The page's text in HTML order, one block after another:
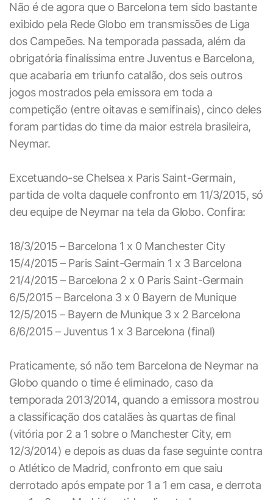
Não é de agora que o Barcelona tem sido bastante
exibido pela Rede Globo em transmissões de Liga
dos Campeões. Na temporada passada, além da
obrigatória finalíssima entre Juventus e Barcelona,
que acabaria em triunfo catalão, dos seis outros
jogos mostrados pela emissora em toda a
competição (entre oitavas e semifinais), cinco deles
foram partidas do time da maior estrela brasileira,
Neymar.
Excetuando-se Chelsea x Paris Saint-Germain,
partida de volta daquele confronto em 11/3/2015, só
deu equipe de Neymar na tela da Globo. Confira:
18/3/2015 – Barcelona 1 x 0 Manchester City
15/4/2015 – Paris Saint-Germain 1 x 3 Barcelona
21/4/2015 – Barcelona 2 x 0 Paris Saint-Germain
6/5/2015 – Barcelona 3 x 0 Bayern de Munique
12/5/2015 – Bayern de Munique 3 x 2 Barcelona
6/6/2015 – Juventus 1 x 3 Barcelona (final)
Praticamente, só não tem Barcelona de Neymar na
Globo quando o time é eliminado, caso da
temporada 2013/2014, quando a emissora mostrou
a classificação dos catalães às quartas de final
(vitória por 2 a 1 sobre o Manchester City, em
12/3/2014) e depois as duas da fase seguinte contra
o Atlético de Madrid, confronto em que saiu
derrotado após empate por 1 a 1 em casa, e derrota